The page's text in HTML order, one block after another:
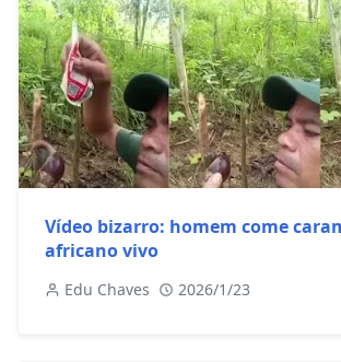
Vídeo bizarro: homem come
africano vivo
Edu Chaves 2026/1/23